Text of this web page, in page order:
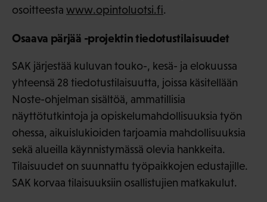
osoitteesta www.opintoluotsi.fi.
Osaava pärjää -projektin tiedotustilaisuudet
SAK järjestää kuluvan touko-, kesä- ja elokuussa
yhteensä 28 tiedotustilaisuutta, joissa käsitellään
Noste-ohjelman sisältöä, ammatillisia
näyttötutkintoja ja opiskelumahdollisuuksia työn
ohessa, aikuislukioiden tarjoamia mahdollisuuksia
sekä alueilla käynnistymässä olevia hankkeita.
Tilaisuudet on suunnattu työpaikkojen edustajille.
SAK korvaa tilaisuuksiin osallistujien matkakulut.